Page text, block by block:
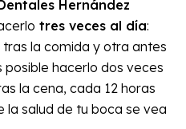
Hernández
tres veces al día:
la comida y otra antes
hacerlo dos veces
la cena, cada 12 horas
la salud de tu boca se vea